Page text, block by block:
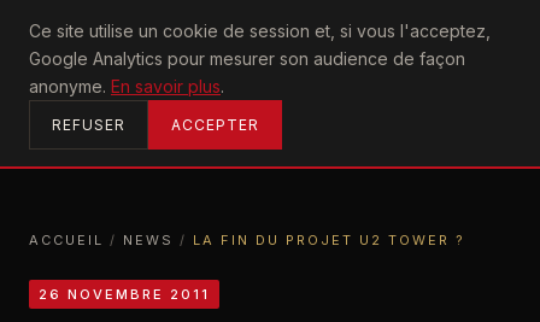
Ce site utilise un cookie de session et, si vous l'acceptez,
Google Analytics pour mesurer son audience de façon
anonyme. En savoir plus.
REFUSER ACCEPTER
U2achtung
ACCUEIL
ACCUEIL / NEWS / LA FIN DU PROJET U2 TOWER ?
26 NOVEMBRE 2011